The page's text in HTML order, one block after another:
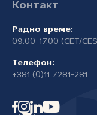
Контакт
Радно време:
09.00-17.00 (CET/
Телефон:
+381 (0)11 7281-281